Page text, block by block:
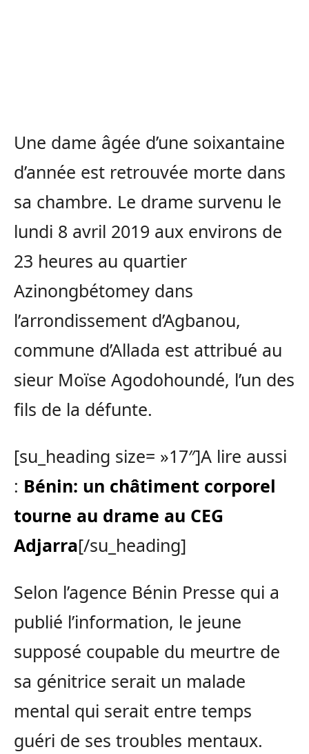
Une dame âgée d’une soixantaine
d’année est retrouvée morte dans
sa chambre. Le drame survenu le
lundi 8 avril 2019 aux environs de
23 heures au quartier
Azinongbétomey dans
l’arrondissement d’Agbanou,
commune d’Allada est attribué au
sieur Moïse Agodohoundé, l’un des
fils de la défunte.
[su_heading size= »17″]A lire aussi
: Bénin: un châtiment corporel
tourne au drame au CEG
Adjarra[/su_heading]
Selon l’agence Bénin Presse qui a
publié l’information, le jeune
supposé coupable du meurtre de
sa génitrice serait un malade
mental qui serait entre temps
guéri de ses troubles mentaux.